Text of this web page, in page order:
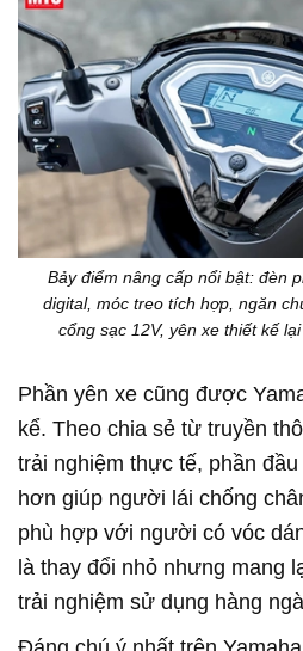
Bảy điểm nâng cấp nổi bật: đèn
digital, móc treo tích hợp, ngăn
cổng sạc 12V, yên xe thiết kế
Phần yên xe cũng được
kể. Theo chia sẻ từ truyền
trải nghiệm thực tế, phần
hơn giúp người lái chống
phù hợp với người có vóc
là thay đổi nhỏ nhưng mang
trải nghiệm sử dụng hàng